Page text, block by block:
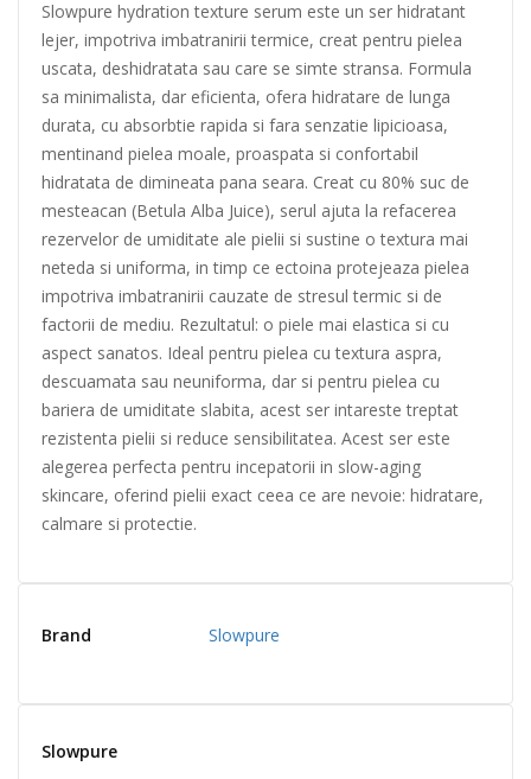
Slowpure hydration texture serum este un ser hidratant
lejer, impotriva imbatranirii termice, creat pentru pielea
uscata, deshidratata sau care se simte stransa. Formula
sa minimalista, dar eficienta, ofera hidratare de lunga
durata, cu absorbtie rapida si fara senzatie lipicioasa,
mentinand pielea moale, proaspata si confortabil
hidratata de dimineata pana seara. Creat cu 80% suc de
mesteacan (Betula Alba Juice), serul ajuta la refacerea
rezervelor de umiditate ale pielii si sustine o textura mai
neteda si uniforma, in timp ce ectoina protejeaza pielea
impotriva imbatranirii cauzate de stresul termic si de
factorii de mediu. Rezultatul: o piele mai elastica si cu
aspect sanatos. Ideal pentru pielea cu textura aspra,
descuamata sau neuniforma, dar si pentru pielea cu
bariera de umiditate slabita, acest ser intareste treptat
rezistenta pielii si reduce sensibilitatea. Acest ser este
alegerea perfecta pentru incepatorii in slow-aging
skincare, oferind pielii exact ceea ce are nevoie: hidratare,
calmare si protectie.
Brand Slowpure
Slowpure